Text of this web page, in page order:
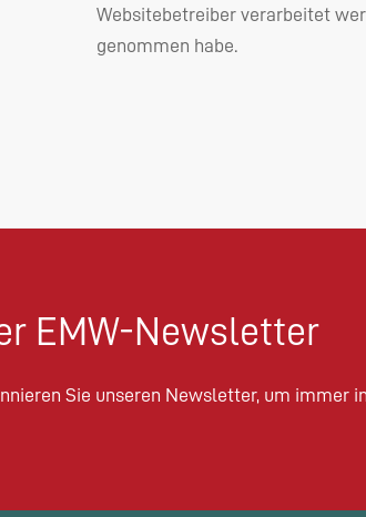
Websitebetreiber verarbeitet
genommen habe.
EMW-Newsletter
Sie unseren Newsletter, um immer